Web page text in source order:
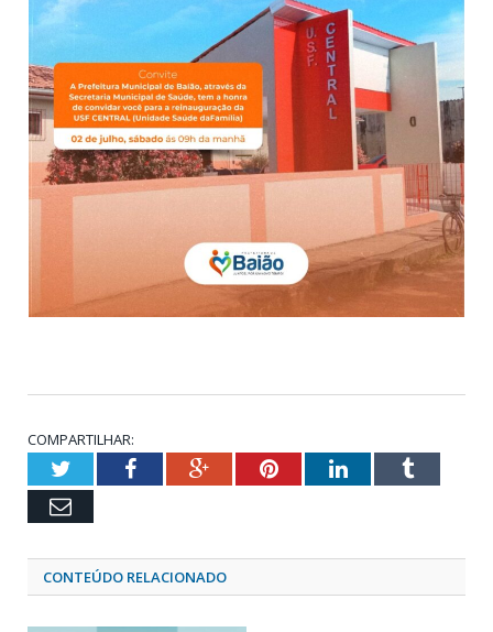
COMPARTILHAR:
TwitterFacebookGoogle+PinterestLinkedInTumblr
Email
CONTEÚDO RELACIONADO